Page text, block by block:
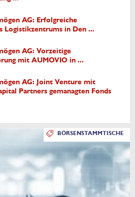
AG: Erfolgreiche
Logistikzentrums in Den ...
AG: Vorzeitige
mit AUMOVIO in ...
AG: Joint Venture mit
Partners gemanagten Fonds
BÖRSENSTAMMTISCHE